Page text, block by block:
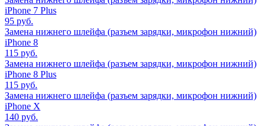
iPhone 7 Plus
95 руб.
Замена нижнего шлейфа (разъем зарядки, микрофон нижний)
iPhone 8
115 руб.
Замена нижнего шлейфа (разъем зарядки, микрофон нижний)
iPhone 8 Plus
115 руб.
Замена нижнего шлейфа (разъем зарядки, микрофон нижний)
iPhone X
140 руб.